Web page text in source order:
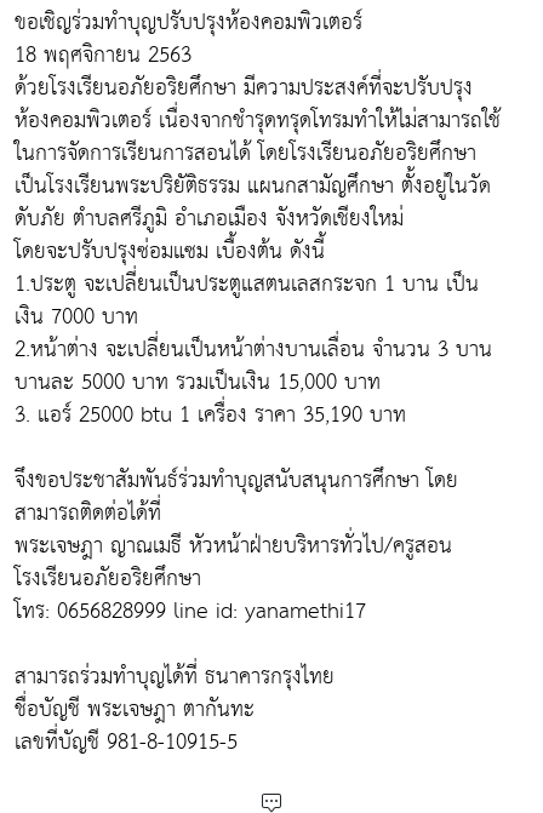
ขอเชิญร่วมทำบุญปรับปรุงห้องคอมพิวเตอร์
18 พฤศจิกายน 2563
ด้วยโรงเรียนอภัยอริยศึกษา มีความประสงค์ที่จะปรับปรุง
ห้องคอมพิวเตอร์ เนื่องจากชำรุดทรุดโทรมทำให้ไม่สามารถใช้
ในการจัดการเรียนการสอนได้ โดยโรงเรียนอภัยอริยศึกษา
เป็นโรงเรียนพระปริยัติธรรม แผนกสามัญศึกษา ตั้งอยู่ในวัด
ดับภัย ตำบลศรีภูมิ อำเภอเมือง จังหวัดเชียงใหม่
โดยจะปรับปรุงซ่อมแซม เบื้องต้น ดังนี้
1.ประตู จะเปลี่ยนเป็นประตูแสตนเลสกระจก 1 บาน เป็น
เงิน 7000 บาท
2.หน้าต่าง จะเปลี่ยนเป็นหน้าต่างบานเลื่อน จำนวน 3 บาน
บานละ 5000 บาท รวมเป็นเงิน 15,000 บาท
3. แอร์ 25000 btu 1 เครื่อง ราคา 35,190 บาท
จึงขอประชาสัมพันธ์ร่วมทำบุญสนับสนุนการศึกษา โดย
สามารถติดต่อได้ที่
พระเจษฎา ญาณเมธี หัวหน้าฝ่ายบริหารทั่วไป/ครูสอน
โรงเรียนอภัยอริยศึกษา
โทร: 0656828999 line id: yanamethi17
สามารถร่วมทำบุญได้ที่ ธนาคารกรุงไทย
ชื่อบัญชี พระเจษฎา ตากันทะ
เลขที่บัญชี 981-8-10915-5